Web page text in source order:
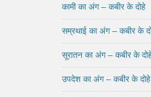
कामी का अंग – कबीर के दोहे
सम्रथाई का अंग – कबीर के
सूरातन का अंग – कबीर के
उपदेश का अंग – कबीर के दोहे